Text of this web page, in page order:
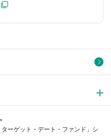
ーゲット・デート・ファンド」シ